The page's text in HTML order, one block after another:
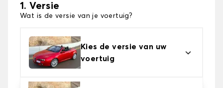
1. Versie
Wat is de versie van je voertuig?
Kies de versie van uw
voertuig